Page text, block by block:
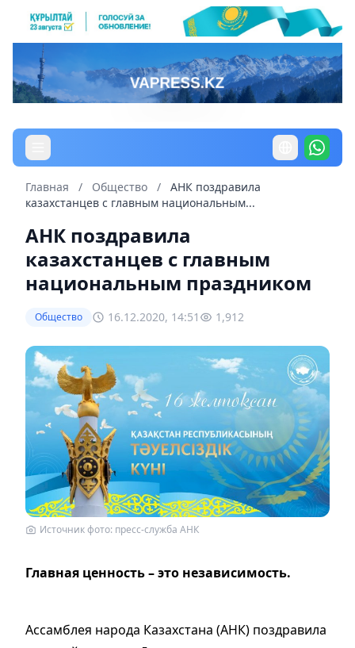
Главная / Общество /
АНК поздравила
казахстанцев с главным национальным...
АНК поздравила
казахстанцев с главным
национальным праздником
Общество 16.12.2020, 14:51 1,912
Источник фото: пресс-служба АНК
Главная ценность – это независимость.
Ассамблея народа Казахстана (АНК) поздравила